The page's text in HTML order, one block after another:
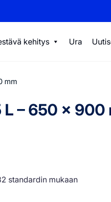
kehitys Ura
mm
L – 650 x 900
standardin mukaan